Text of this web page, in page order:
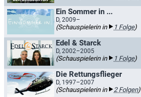
Ein Sommer in ...
D, 2009–
(Schauspielerin in 1 Folge)
Edel & Starck
D, 2002–2005
(Schauspielerin in 1 Folge)
Die Rettungsflieger
D, 1997–2007
(Schauspielerin in 2 Folgen)